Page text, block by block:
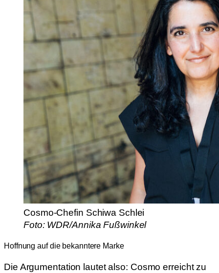
Cosmo-Chefin Schiwa Schlei
Foto: WDR/Annika Fußwinkel
Hoffnung auf die bekanntere Marke
Die Argumentation lautet also: Cosmo erreicht zu